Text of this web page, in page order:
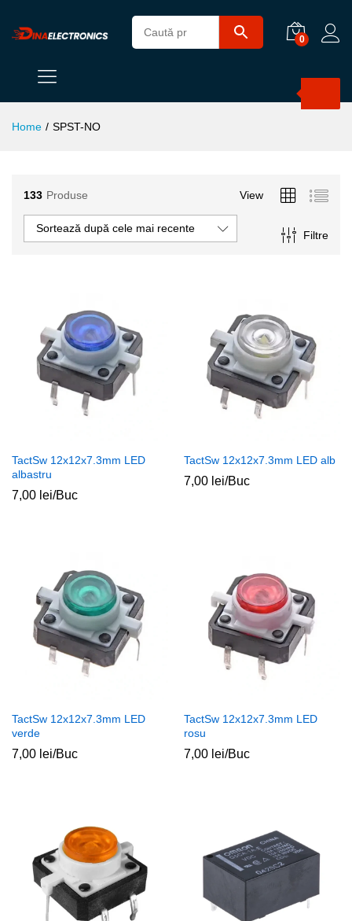
0
Home / SPST-NO
133 Produse View
Filtre
Sortează după cele mai recente
TactSw 12x12x7.3mm LED
albastru
7,00 lei/Buc
TactSw 12x12x7.3mm LED alb
7,00 lei/Buc
TactSw 12x12x7.3mm LED
verde
7,00 lei/Buc
TactSw 12x12x7.3mm LED
rosu
7,00 lei/Buc